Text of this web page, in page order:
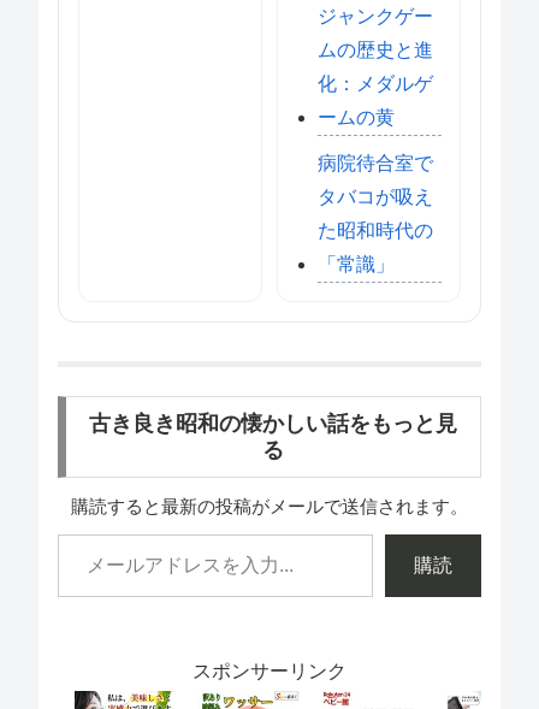
ジャンクゲー
ムの歴史と進
化：メダルゲ
ームの黄
病院待合室で
タバコが吸え
た昭和時代の
「常識」
古き良き昭和の懐かしい話をもっと見
る
購読すると最新の投稿がメールで送信されます。
購読
スポンサーリンク